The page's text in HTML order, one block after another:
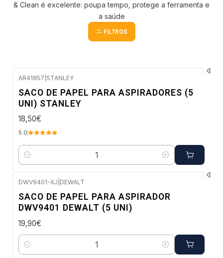
& Clean é excelente: poupa tempo, protege a ferramenta e
a saúde
FILTROS
AR41857 STANLEY
SACO DE PAPEL PARA ASPIRADORES (5
UNI) STANLEY
18,50€
5.0
Quantidade
DWV9401-XJ DEWALT
SACO DE PAPEL PARA ASPIRADOR
DWV9401 DEWALT (5 UNI)
19,90€
Quantidade